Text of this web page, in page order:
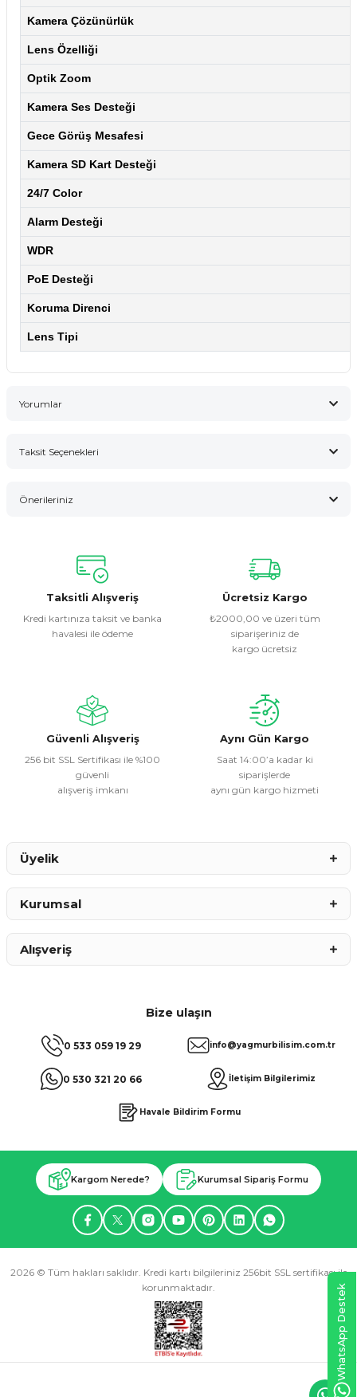
Kamera Çözünürlük
Lens Özelliği
Optik Zoom
Kamera Ses Desteği
Gece Görüş Mesafesi
Kamera SD Kart Desteği
24/7 Color
Alarm Desteği
WDR
PoE Desteği
Koruma Direnci
Lens Tipi
Yorumlar
Taksit Seçenekleri
Önerileriniz
konularda yetersiz gördüğünüz noktaları öneri formunu
kullanarak tarafımıza iletebilirsiniz.
Görüş ve önerileriniz için teşekkür ederiz.
Ürün resmi kalitesiz, bozuk veya görüntülenemiyor.
Ürün fiyatı diğer sitelerden daha pahalı.
Bu ürüne benzer farklı alternatifler olmalı.
Taksitli Alışveriş
Kredi kartınıza taksit ve banka
havalesi ile ödeme
Ücretsiz Kargo
₺2000,00 ve üzeri tüm
siparişeriniz de
kargo ücretsiz
Güvenli Alışveriş
256 bit SSL Sertifikası ile %100
güvenli
alışveriş imkanı
Aynı Gün Kargo
Saat 14:00’a kadar ki
siparişlerde
aynı gün kargo hizmeti
Bize ulaşın
0 533 059 19 29
0 530 321 20 66
info@yagmurbilisim.com.tr
İletişim Bilgilerimiz
Havale Bildirim Formu
Üyelik
Kurumsal
Alışveriş
Kargom Nerede? Kurumsal Sipariş Formu
2026 © Tüm hakları saklıdır. Kredi kartı bilgileriniz 256bit SSL sertifikası ile
korunmaktadır.
WhatsApp Destek